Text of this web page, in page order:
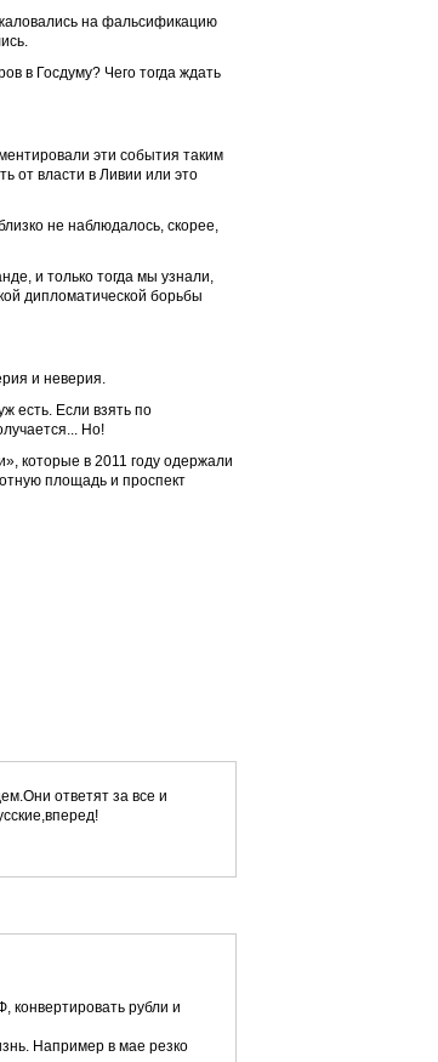
на фальсификацию
в Госдуму? Чего тогда ждать
эти события таким
от власти в Ливии или это
не наблюдалось, скорее,
и только тогда мы узнали,
дипломатической борьбы
и неверия.
есть. Если взять по
Но!
которые в 2011 году одержали
площадь и проспект
ответят за все и
конвертировать рубли и
Например в мае резко